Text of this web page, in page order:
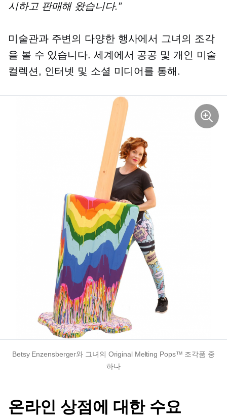
시하고 판매해 왔습니다.”
미술관과 주변의 다양한 행사에서 그녀의 조각
을 볼 수 있습니다. 세계에서 공공 및 개인 미술
컬렉션, 인터넷 및 소셜 미디어를 통해.
Betsy Enzensberger와 그녀의 Original Melting Pops™ 조각품 중
하나
온라인 상점에 대한 수요